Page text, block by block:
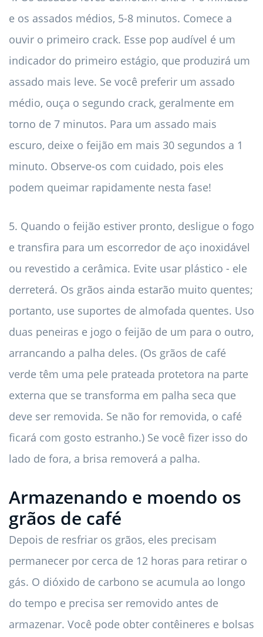
e os assados ​​médios, 5-8 minutos. Comece a
ouvir o primeiro crack. Esse pop audível é um
indicador do primeiro estágio, que produzirá um
assado mais leve. Se você preferir um assado
médio, ouça o segundo crack, geralmente em
torno de 7 minutos. Para um assado mais
escuro, deixe o feijão em mais 30 segundos a 1
minuto. Observe-os com cuidado, pois eles
podem queimar rapidamente nesta fase!
5. Quando o feijão estiver pronto, desligue o fogo
e transfira para um escorredor de aço inoxidável
ou revestido a cerâmica. Evite usar plástico - ele
derreterá. Os grãos ainda estarão muito quentes;
portanto, use suportes de almofada quentes. Uso
duas peneiras e jogo o feijão de um para o outro,
arrancando a palha deles. (Os grãos de café
verde têm uma pele prateada protetora na parte
externa que se transforma em palha seca que
deve ser removida. Se não for removida, o café
ficará com gosto estranho.) Se você fizer isso do
lado de fora, a brisa removerá a palha.
Armazenando e moendo os
grãos de café
Depois de resfriar os grãos, eles precisam
permanecer por cerca de 12 horas para retirar o
gás. O dióxido de carbono se acumula ao longo
do tempo e precisa ser removido antes de
armazenar. Você pode obter contêineres e bolsas